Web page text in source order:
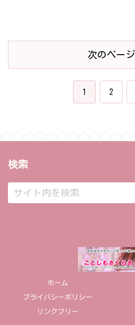
次のページ
1 2
検索
ホーム
プライバシーポリシー
リンクフリー